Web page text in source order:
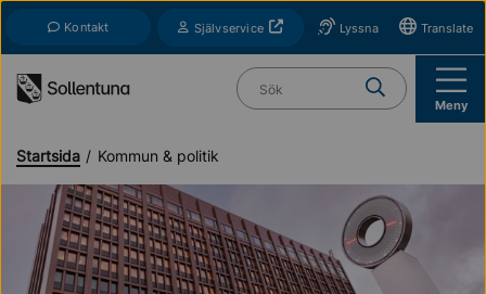
Kontakt SjälvserviceÖppnas i nytt fönsterLyssna Translate
Vad söker du?
Meny
Startsida Kommun & politik